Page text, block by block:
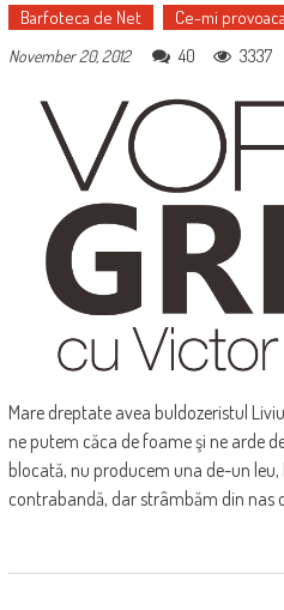
Barfoteca de Net Ce-mi
November 20, 2012
40 3337
Mare dreptate avea buldozeristul
ne putem căca de foame şi ne arde
blocată, nu producem una de-un
contrabandă, dar strâmbăm din nas